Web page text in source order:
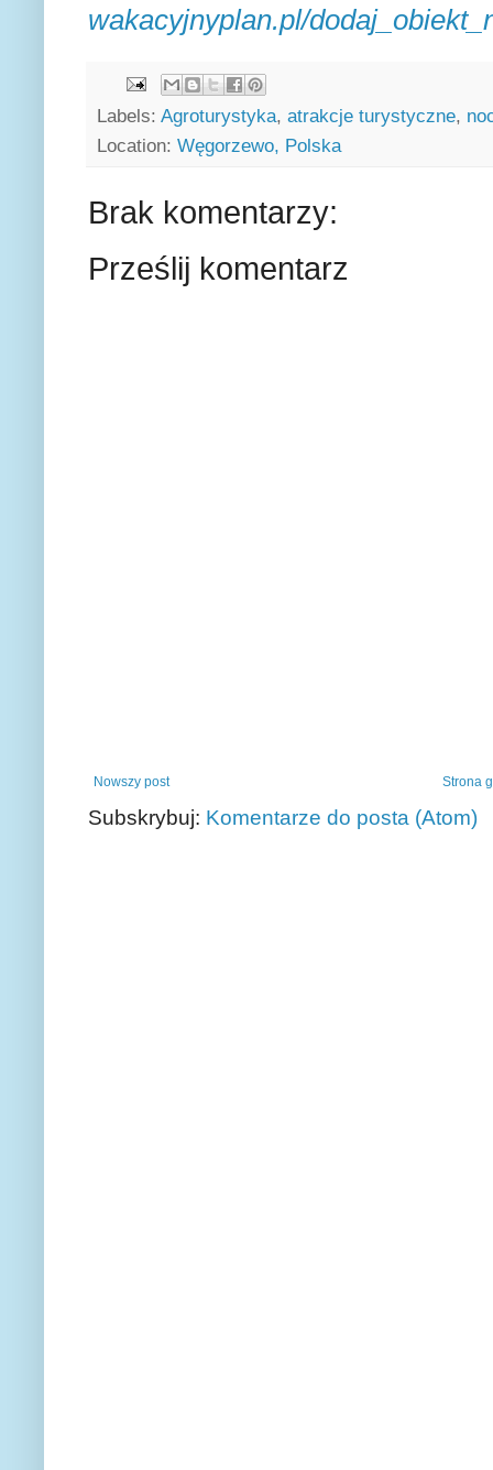
wakacyjnyplan.pl/
Labels: Agroturystyka, atrakcje turystyczne,
Location: Węgorzewo, Polska
Brak komentarzy:
Prześlij komentarz
Nowszy post Strona
Subskrybuj: Komentarze do posta (Atom)